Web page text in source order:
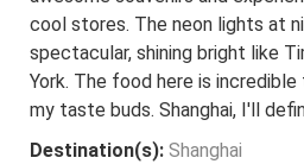
cool stores. The neon lights at
spectacular, shining bright like
York. The food here is
my taste buds. Shanghai, I'll
Destination(s): Shanghai